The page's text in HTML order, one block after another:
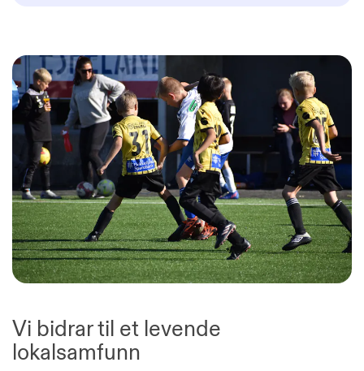
Vi bidrar til et levende
lokalsamfunn